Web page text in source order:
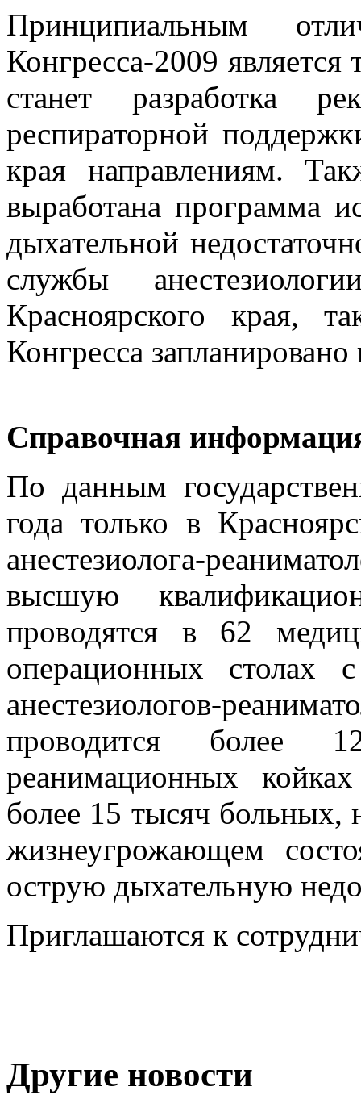
Принципиальным
Конгресса-2009 является
станет разработка
респираторной
края направлениям.
выработана программа
дыхательной
службы
Красноярского края,
Конгресса запланировано
Справочная
По данным
года только в
анестезиолога-
высшую
проводятся в 62
операционных столах
анестезиологов-
проводится более
реанимационных
более 15 тысяч больных,
жизнеугрожающем
острую дыхательную
Приглашаются к
Другие новости